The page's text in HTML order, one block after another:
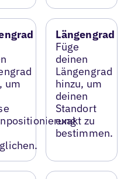
um
Längengrad
Füge
deinen
Längengrad
hinzu, um
deinen
Standort
exakt zu
bestimmen.